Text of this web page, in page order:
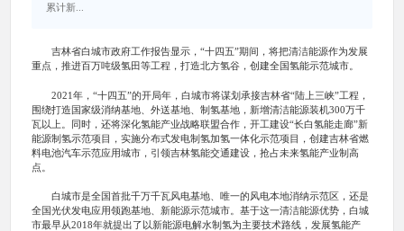
累计新...
吉林省白城市政府工作报告显示，“十四五”期间，将把清洁能源作为发展
重点，推进百万吨级氢田等工程，打造北方氢谷，创建全国氢能示范城市。
2021年，“十四五”的开局年，白城市将谋划承接吉林省“陆上三峡”工程，
围绕打造国家级消纳基地、外送基地、制氢基地，新增清洁能源装机300万千
瓦以上。同时，还将深化氢能产业战略联盟合作，开工建设“长白氢能走廊”新
能源制氢示范项目，实施分布式发电制氢加氢一体化示范项目，创建吉林省燃
料电池汽车示范应用城市，引领吉林氢能交通建设，抢占未来氢能产业制高
点。
白城市是全国首批千万千瓦风电基地、唯一的风电本地消纳示范区，还是
全国光伏发电应用领跑基地、新能源示范城市。基于这一清洁能源优势，白城
市最早从2018年就提出了以新能源电解水制氢为主要技术路线，发展氢能产